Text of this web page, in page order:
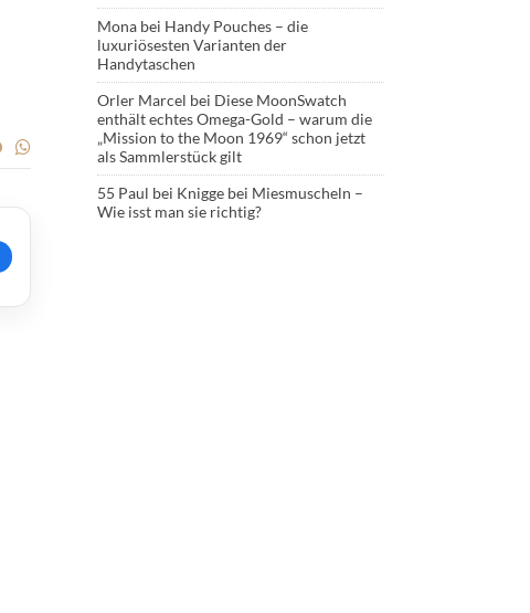
Mona bei Handy Pouches – die
luxuriösesten Varianten der
Handytaschen
Orler Marcel bei Diese MoonSwatch
enthält echtes Omega-Gold – warum die
„Mission to the Moon 1969“ schon jetzt
als Sammlerstück gilt
55 Paul bei Knigge bei Miesmuscheln –
Wie isst man sie richtig?